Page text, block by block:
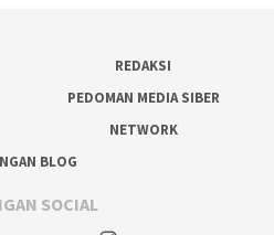
REDAKSI
PEDOMAN MEDIA SIBER
NETWORK
BLOG
SOCIAL